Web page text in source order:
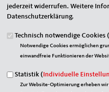
« Zurück zur Galerie
Element 50 von 54
‹
jederzeit widerrufen. Weitere
Datenschutzerklärung.
Technisch notwendige Cookies (
Notwendige Cookies ermöglichen
einwandfreie Funktionieren der
Statistik ( Individuelle
Zur Website-Optimierung erheben